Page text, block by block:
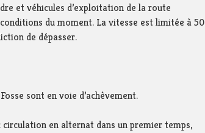
et véhicules d’exploitation de la route
du moment. La vitesse est limitée à 50
de dépasser.
sont en voie d’achèvement.
en alternat dans un premier temps,